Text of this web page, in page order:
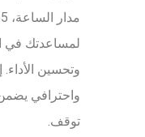
لمساعدتك في
وتحسين
واحترافي
توقف.